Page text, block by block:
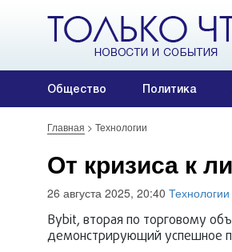
Общество Политика
Главная > Технологии
От кризиса к
26 августа 2025, 20:40 Технологии
Bybit, вторая по торговому
демонстрирующий успешное